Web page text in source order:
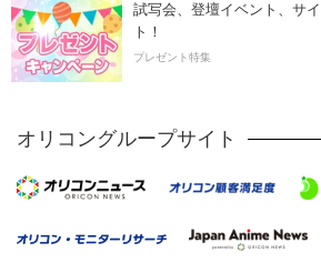
試写会、登壇イベント、サ
ト！
プレゼント特集
オリコングループサイト